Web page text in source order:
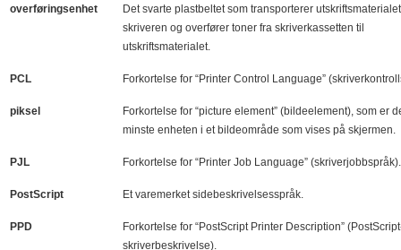
overføringsenhet
Det svarte plastbeltet som transporterer
skriveren og overfører toner fra skriverkassetten til
utskriftsmaterialet.
PCL Forkortelse for “Printer Control Language”
piksel
Forkortelse for “picture element” (bildeelement), som er
minste enheten i et bildeområde som vises på skjermen.
PJL Forkortelse for “Printer Job Language” (skriverjobbspråk).
PostScript Et varemerket sidebeskrivelsesspråk.
PPD
Forkortelse for “PostScript Printer Description”
skriverbeskrivelse).